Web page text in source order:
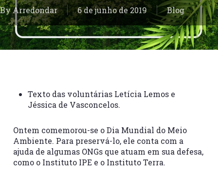
ByArredondar 6 de junho de 2019 Blog
Texto das voluntárias Letícia Lemos e
Jéssica de Vasconcelos.
Ontem comemorou-se o Dia Mundial do Meio
Ambiente. Para preservá-lo, ele conta com a
ajuda de algumas ONGs que atuam em sua defesa,
como o Instituto IPE e o Instituto Terra.